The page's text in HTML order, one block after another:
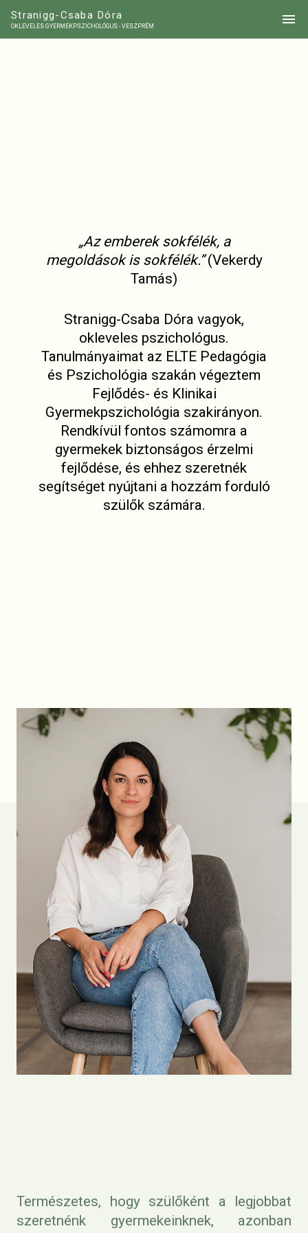
Stranigg-Csaba Dóra
OKLEVELES GYERMEKPSZICHOLÓGUS - VESZPRÉM
„Az emberek sokfélék, a
megoldások is sokfélék.”(Vekerdy
Tamás)
Stranigg-Csaba Dóra vagyok,
okleveles pszichológus.
Tanulmányaimat az ELTE Pedagógia
és Pszichológia szakán végeztem
Fejlődés- és Klinikai
Gyermekpszichológia szakirányon.
Rendkívül fontos számomra a
gyermekek biztonságos érzelmi
fejlődése, és ehhez szeretnék
segítséget nyújtani a hozzám forduló
szülők számára.
Természetes, hogy szülőként a legjobbat
szeretnénk gyermekeinknek, azonban